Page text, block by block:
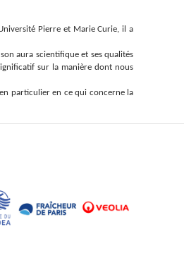
Pierre et Marie Curie, il a
aura scientifique et ses qualités
sur la manière dont nous
particulier en ce qui concerne la